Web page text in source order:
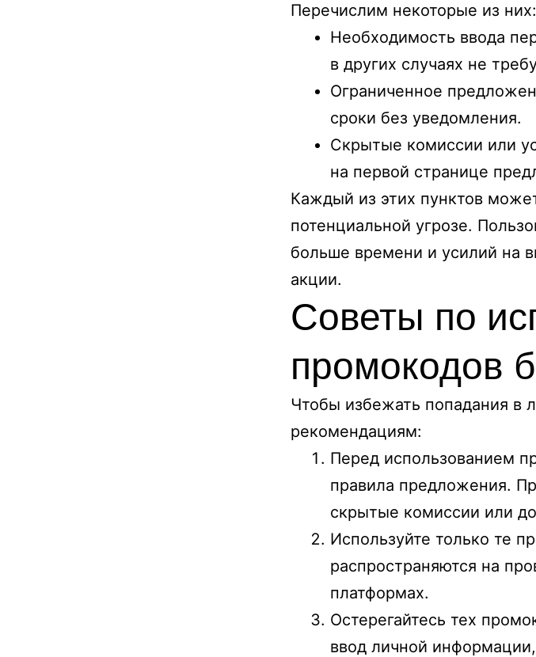
Перечислим некоторые из них:
Необходимость ввода
в других случаях не
Ограниченное
сроки без уведомления.
Скрытые комиссии или
на первой странице
Каждый из этих пунктов
потенциальной угрозе.
больше времени и усилий на
акции.
Советы по
промокодов
Чтобы избежать попадания в
рекомендациям:
Перед использованием
правила предложения.
скрытые комиссии или
Используйте только те
распространяются на
платформах.
Остерегайтесь тех
ввод личной